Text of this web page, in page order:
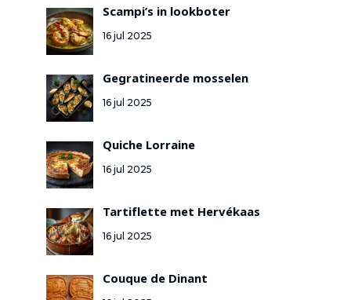
Scampi’s in lookboter
16 jul 2025
Gegratineerde mosselen
16 jul 2025
Quiche Lorraine
16 jul 2025
Tartiflette met Hervékaas
16 jul 2025
Couque de Dinant